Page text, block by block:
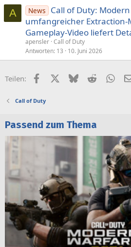
A News
Call of Duty:
umfangreicher Extraction-
Gameplay-Video liefert
apensler Call of Duty
Antworten 13 10. Juni 2026
Teilen: FacebookX (Twitter)
BlueskyReddit
Call of Duty
Passend zum Thema